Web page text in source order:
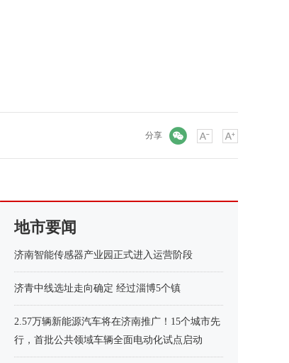
分享
地市要闻
济南智能传感器产业园正式进入运营阶段
济青中线选址走向确定 经过淄博5个镇
2.57万辆新能源汽车将在济南推广！15个城市先
行，首批公共领域车辆全面电动化试点启动